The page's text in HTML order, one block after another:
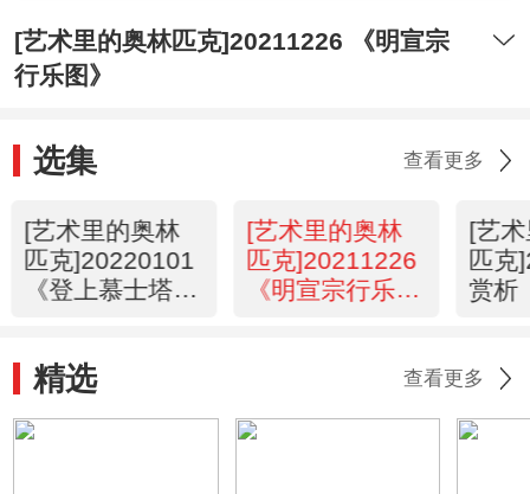
[艺术里的奥林匹克]20211226 《明宣宗
行乐图》
选集 查看更多
[艺术里的奥林
匹克]20220101
《登上慕士塔格
[艺术里的奥林
匹克]20211226
《明宣宗行乐
[艺
匹克
赏析
精选 查看更多